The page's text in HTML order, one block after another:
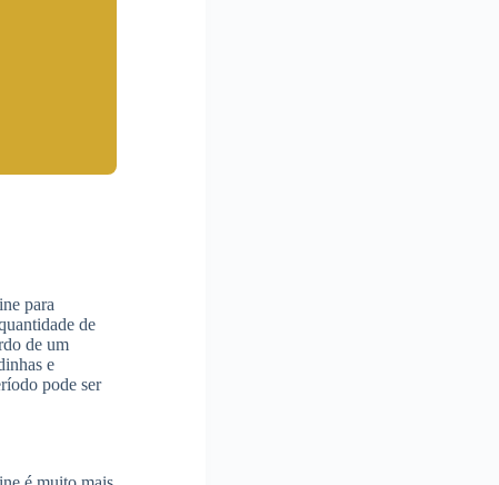
para
de
de um
e
pode ser